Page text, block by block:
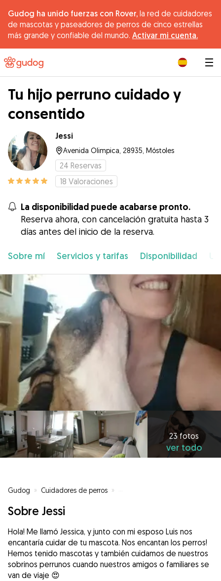
Gudog ha unido fuerzas con Rover, la red de cuidadores
de mascotas y paseadores de perros de cinco estrellas
más grande y confiable del mundo. Activar mi cuenta.
Tu hijo perruno cuidado y
consentido
Jessi
Avenida Olimpica, 28935, Móstoles
24 Reservas
18 Valoraciones
La disponibilidad puede acabarse pronto.
Reserva ahora, con cancelación gratuita hasta 3
días antes del inicio de la reserva.
Sobre mí Servicios y tarifas Disponibilidad
23 fotos
ver todo
Gudog » Cuidadores de perros » Cuidadores de perros en
Sobre Jessi
Hola! Me llamó Jessica, y junto con mi esposo Luis nos
encantaría cuidar de tu mascota. Nos encantan los perros!
Hemos tenido mascotas y también cuidamos de nuestros
sobrinos perrunos cuando nuestros amigos o familiares se
van de viaje 😍